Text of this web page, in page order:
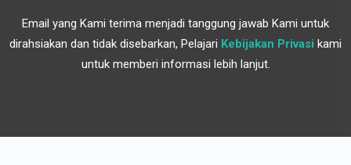
Email yang Kami terima menjadi tanggung jawab Kami untuk
dirahsiakan dan tidak disebarkan, Pelajari Kebijakan Privasi kami
untuk memberi informasi lebih lanjut.